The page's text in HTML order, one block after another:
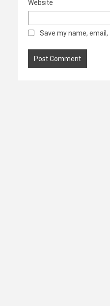
Website
Save my name,